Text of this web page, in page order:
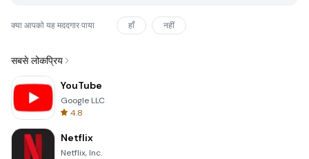
क्या आपको यह मददगार पाया हाँ नहीं
सबसे लोकप्रिय
YouTube
Google LLC
4.8
Netflix
Netflix, Inc.